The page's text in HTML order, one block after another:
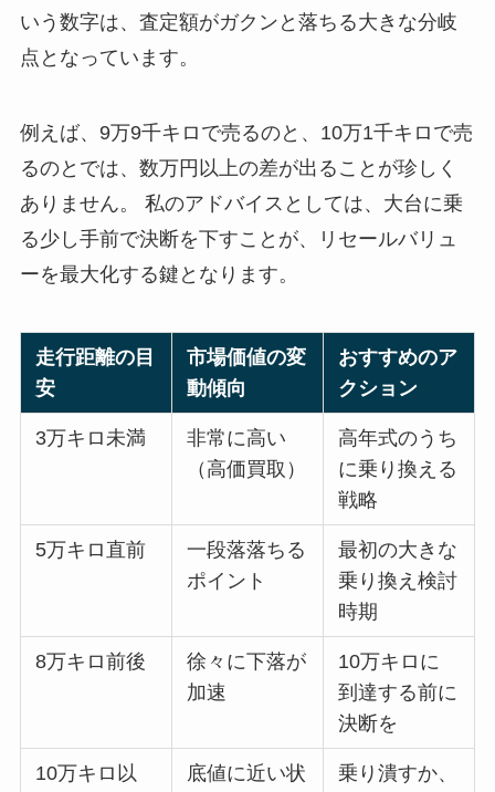
いう数字は、査定額がガクンと落ちる大きな分岐
点となっています。
例えば、9万9千キロで売るのと、10万1千キロで売
るのとでは、数万円以上の差が出ることが珍しく
ありません。 私のアドバイスとしては、大台に乗
る少し手前で決断を下すことが、リセールバリュ
ーを最大化する鍵となります。
走行距離の目
安
市場価値の変
動傾向
おすすめのア
クション
3万キロ未満
非常に高い
（高価買取）
高年式のうち
に乗り換える
戦略
5万キロ直前
一段落落ちる
ポイント
最初の大きな
乗り換え検討
時期
8万キロ前後
徐々に下落が
加速
10万キロに
到達する前に
決断を
10万キロ以
底値に近い状
乗り潰すか、